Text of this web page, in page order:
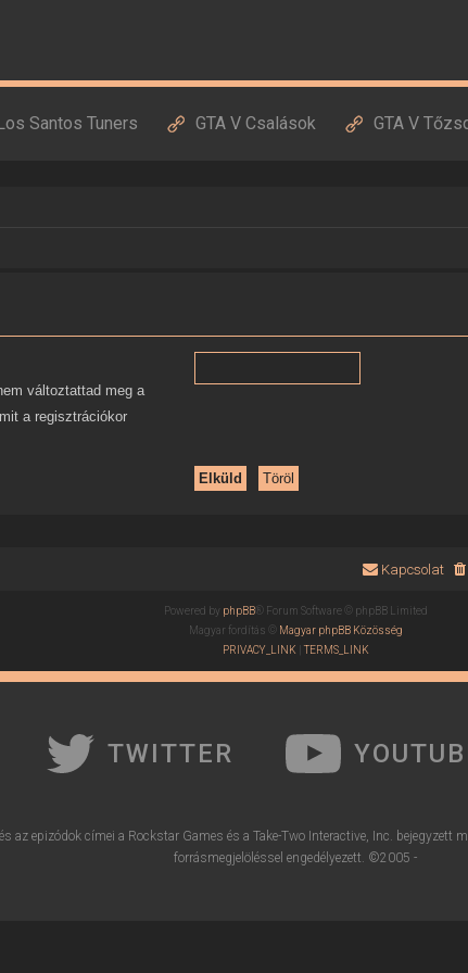
Santos Tuners GTA V Csalások GTA V
változtattad meg a
a regisztrációkor
Kapcsolat
Powered by phpBB® Forum Software © phpBB Limited
Magyar fordítás © Magyar phpBB Közösség
PRIVACY_LINK |TERMS_LINK
TWITTER
az epizódok címei a Rockstar Games és a Take-Two Interactive, Inc.
forrásmegjelöléssel engedélyezett. ©2005 -